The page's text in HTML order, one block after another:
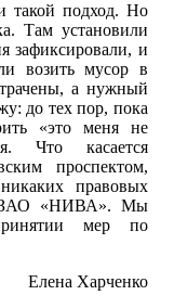
подход. Но
Там установили
зафиксировали, и
возить мусор в
а нужный
до тех пор, пока
«это меня не
Что касается
проспектом,
правовых
ЗАО «НИВА». Мы
мер по
Елена Харченко